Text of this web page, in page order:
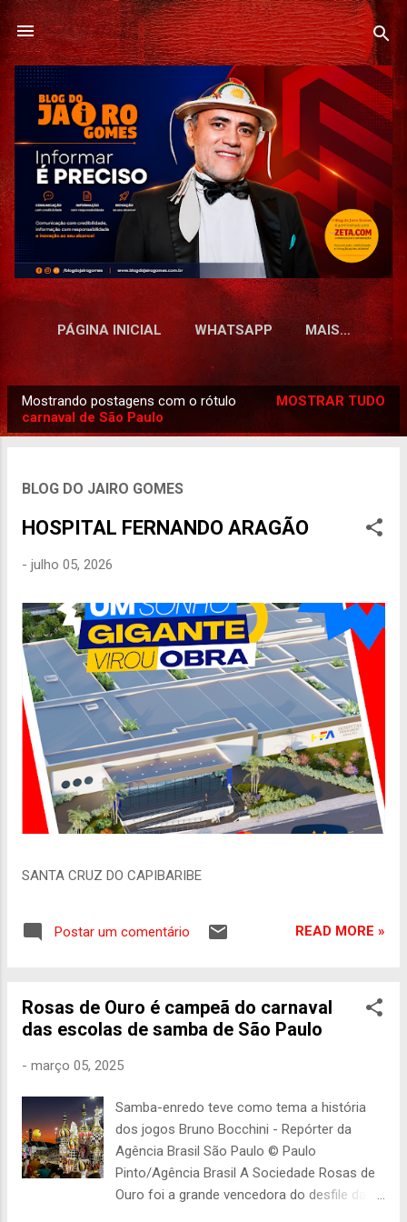
Pular para o conteúdo principal
PÁGINA INICIAL WHATSAPP MAIS…
o
Mostrando postagens com o rótulo
carnaval de São Paulo
MOSTRAR TUDO
BLOG DO JAIRO GOMES
HOSPITAL FERNANDO ARAGÃO
- julho 05, 2026
SANTA CRUZ DO CAPIBARIBE
Postar um comentário READ MORE »
Rosas de Ouro é campeã do carnaval
das escolas de samba de São Paulo
- março 05, 2025
Samba-enredo teve como tema a história
dos jogos Bruno Bocchini - Repórter da
Agência Brasil São Paulo © Paulo
Pinto/Agência Brasil A Sociedade Rosas de
Ouro foi a grande vencedora do desfile das